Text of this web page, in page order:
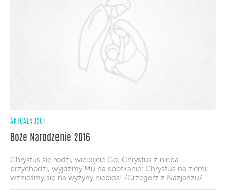
AKTUALNOŚCI
Boże Narodzenie 2016
Chrystus się rodzi, wielbijcie Go; Chrystus z nieba
przychodzi, wyjdźmy Mu na spotkanie; Chrystus na ziemi,
wznieśmy się na wyżyny niebios! /Grzegorz z Nazjanzu/